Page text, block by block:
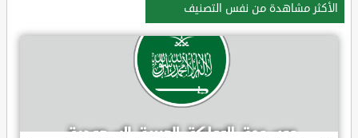
الأكثر مشاهدة من نفس التصنيف